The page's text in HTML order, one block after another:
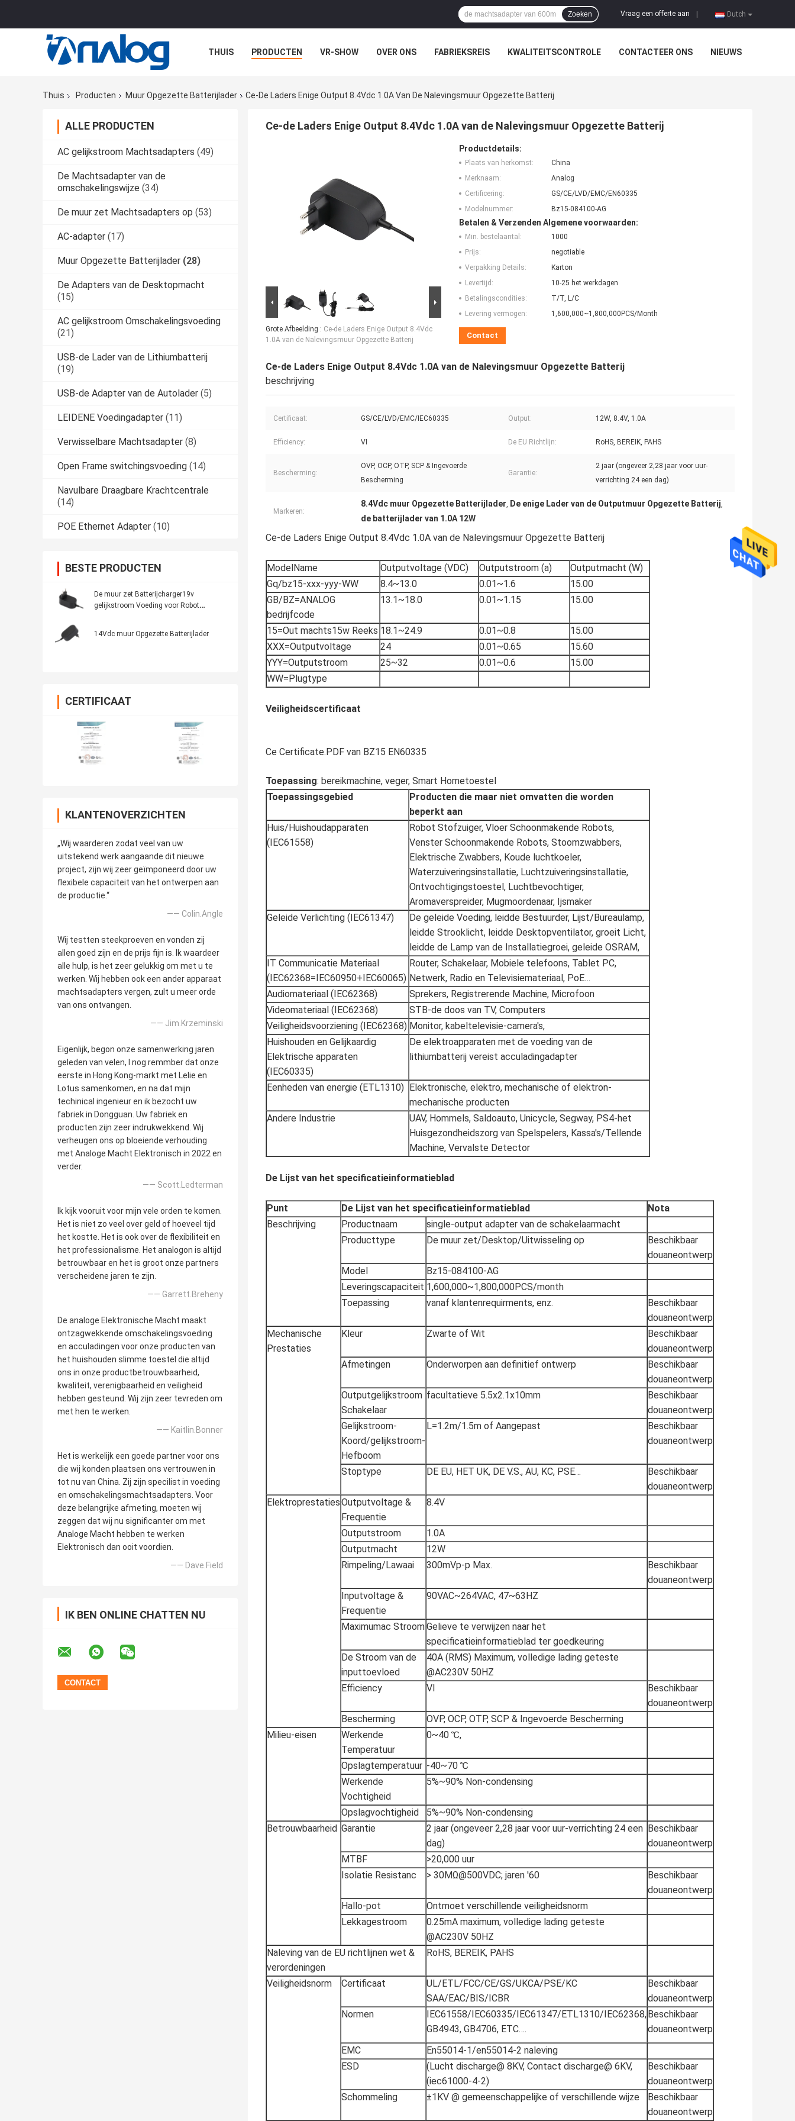
Dutch
Vraag een offerte aan
Zoeken
THUIS PRODUCTEN VR-SHOW OVER ONS FABRIEKSREIS KWALITEITSCONTROLE CONTACTEER ONS NIEUWS
Thuis
Producten Muur Opgezette Batterijlader Ce-De Laders Enige Output 8.4Vdc 1.0A Van De Nalevingsmuur Opgezette Batterij
ALLE PRODUCTEN
AC gelijkstroom Machtsadapters (49)
De Machtsadapter van de
omschakelingswijze (34)
De muur zet Machtsadapters op (53)
AC-adapter (17)
Muur Opgezette Batterijlader (28)
De Adapters van de Desktopmacht
(15)
AC gelijkstroom Omschakelingsvoeding
(21)
USB-de Lader van de Lithiumbatterij
(19)
USB-de Adapter van de Autolader (5)
LEIDENE Voedingadapter (11)
Verwisselbare Machtsadapter (8)
Open Frame switchingsvoeding (14)
Navulbare Draagbare Krachtcentrale
(14)
POE Ethernet Adapter (10)
BESTE PRODUCTEN
De muur zet Batterijcharger19v
gelijkstroom Voeding voor Robot
14Vdc muur Opgezette Batterijlader
CERTIFICAAT
KLANTENOVERZICHTEN
„Wij waarderen zodat veel van uw
uitstekend werk aangaande dit nieuwe
project, zijn wij zeer geïmponeerd door uw
flexibele capaciteit van het ontwerpen aan
de productie.“
—— Colin.Angle
Wij testten steekproeven en vonden zij
allen goed zijn en de prijs fijn is. Ik waardeer
alle hulp, is het zeer gelukkig om met u te
werken. Wij hebben ook een ander apparaat
machtsadapters vergen, zult u meer orde
van ons ontvangen.
—— Jim.Krzeminski
Eigenlijk, begon onze samenwerking jaren
geleden van velen, I nog remmber dat onze
eerste in Hong Kong-markt met Lelie en
Lotus samenkomen, en na dat mijn
techinical ingenieur en ik bezocht uw
fabriek in Dongguan. Uw fabriek en
producten zijn zeer indrukwekkend. Wij
verheugen ons op bloeiende verhouding
met Analoge Macht Elektronisch in 2022 en
verder.
—— Scott.Ledterman
Ik kijk vooruit voor mijn vele orden te komen.
Het is niet zo veel over geld of hoeveel tijd
het kostte. Het is ook over de flexibiliteit en
het professionalisme. Het analogon is altijd
betrouwbaar en het is groot onze partners
verscheidene jaren te zijn.
—— Garrett.Breheny
De analoge Elektronische Macht maakt
ontzagwekkende omschakelingsvoeding
en acculadingen voor onze producten van
het huishouden slimme toestel die altijd
ons in onze productbetrouwbaarheid,
kwaliteit, verenigbaarheid en veiligheid
hebben gesteund. Wij zijn zeer tevreden om
met hen te werken.
—— Kaitlin.Bonner
Het is werkelijk een goede partner voor ons
die wij konden plaatsen ons vertrouwen in
tot nu van China. Zij zijn specilist in voeding
en omschakelingsmachtsadapters. Voor
deze belangrijke afmeting, moeten wij
zeggen dat wij nu significanter om met
Analoge Macht hebben te werken
Elektronisch dan ooit voordien.
—— Dave.Field
IK BEN ONLINE CHATTEN NU
Ce-de Laders Enige Output 8.4Vdc 1.0A van de Nalevingsmuur Opgezette Batterij
Grote Afbeelding : Ce-de Laders Enige Output 8.4Vdc
1.0A van de Nalevingsmuur Opgezette Batterij
Productdetails:
Plaats van herkomst:
China
Merknaam:
Analog
Certificering:
GS/CE/LVD/EMC/EN60335
Modelnummer:
Bz15-084100-AG
Betalen & Verzenden Algemene voorwaarden:
Min. bestelaantal:
1000
Prijs:
negotiable
Verpakking Details:
Karton
Levertijd:
10-25 het werkdagen
Betalingscondities:
T/T, L/C
Levering vermogen:
1,600,000~1,800,000PCS/Month
Contact
Ce-de Laders Enige Output 8.4Vdc 1.0A van de Nalevingsmuur Opgezette Batterij
beschrijving
Certificaat: GS/CE/LVD/EMC/IEC60335 Output: 12W, 8.4V, 1.0A
Efficiency: VI De EU Richtlijn: RoHS, BEREIK, PAHS
Bescherming:
OVP, OCP, OTP, SCP & Ingevoerde
Bescherming
Garantie:
2 jaar (ongeveer 2,28 jaar voor uur-
verrichting 24 een dag)
Markeren:
8.4Vdc muur Opgezette Batterijlader, De enige Lader van de Outputmuur Opgezette Batterij,
de batterijlader van 1.0A 12W
Ce-de Laders Enige Output 8.4Vdc 1.0A van de Nalevingsmuur Opgezette Batterij
ModelName Outputvoltage (VDC) Outputstroom (a)
Outputmacht (W)
Gq/bz15-xxx-yyy-WW
8.4~13.0 0.01~1.6
15.00
GB/BZ=ANALOG
bedrijfcode
13.1~18.0 0.01~1.15 15.00
15=Out machts15w Reeks 18.1~24.9 0.01~0.8
15.00
XXX=Outputvoltage
24 0.01~0.65
15.60
YYY=Outputstroom
25~32 0.01~0.6
15.00
WW=Plugtype
Veiligheidscertificaat
Ce Certificate.PDF van BZ15 EN60335
Toepassing: bereikmachine, veger, Smart Hometoestel
Toepassingsgebied
Producten die maar niet omvatten die worden
beperkt aan
Huis/Huishoudapparaten
(IEC61558)
Robot Stofzuiger, Vloer Schoonmakende Robots,
Venster Schoonmakende Robots, Stoomzwabbers,
Elektrische Zwabbers, Koude luchtkoeler,
Waterzuiveringsinstallatie, Luchtzuiveringsinstallatie,
Ontvochtigingstoestel, Luchtbevochtiger,
Aromaverspreider, Mugmoordenaar, Ijsmaker
Geleide Verlichting (IEC61347)
De geleide Voeding, leidde Bestuurder, Lijst/Bureaulamp,
leidde Strooklicht, leidde Desktopventilator, groeit Licht,
leidde de Lamp van de Installatiegroei, geleide OSRAM,
IT Communicatie Materiaal
(IEC62368=IEC60950+IEC60065)
Router, Schakelaar, Mobiele telefoons, Tablet PC,
Netwerk, Radio en Televisiemateriaal, PoE…
Audiomateriaal (IEC62368)
Sprekers, Registrerende Machine, Microfoon
Videomateriaal (IEC62368)
STB-de doos van TV, Computers
Veiligheidsvoorziening (IEC62368) Monitor, kabeltelevisie-camera's,
Huishouden en Gelijkaardig
Elektrische apparaten
(IEC60335)
De elektroapparaten met de voeding van de
lithiumbatterij vereist acculadingadapter
Eenheden van energie (ETL1310)
Elektronische, elektro, mechanische of elektron-
mechanische producten
Andere Industrie
UAV, Hommels, Saldoauto, Unicycle, Segway, PS4-het
Huisgezondheidszorg van Spelspelers, Kassa's/Tellende
Machine, Vervalste Detector
De Lijst van het specificatieinformatieblad
Punt De Lijst van het specificatieinformatieblad
Nota
Beschrijving
Productnaam
single-output adapter van de schakelaarmacht
Producttype
De muur zet/Desktop/Uitwisseling op
Beschikbaar
douaneontwerp
Model
Bz15-084100-AG
Leveringscapaciteit 1,600,000~1,800,000PCS/month
Toepassing
vanaf klantenrequirments, enz.
Beschikbaar
douaneontwerp
Mechanische
Prestaties
Kleur Zwarte of Wit
Beschikbaar
douaneontwerp
Afmetingen
Onderworpen aan definitief ontwerp
Beschikbaar
douaneontwerp
Outputgelijkstroom
Schakelaar
facultatieve 5.5x2.1x10mm
Beschikbaar
douaneontwerp
Gelijkstroom-
Koord/gelijkstroom-
Hefboom
L=1.2m/1.5m of Aangepast
Beschikbaar
douaneontwerp
Stoptype DE EU, HET UK, DE V.S., AU, KC, PSE…
Beschikbaar
douaneontwerp
ElektroprestatiesOutputvoltage &
Frequentie
8.4V
Outputstroom
1.0A
Outputmacht
12W
Rimpeling/Lawaai
300mVp-p Max.
Beschikbaar
douaneontwerp
Inputvoltage &
Frequentie
90VAC~264VAC, 47~63HZ
Maximumac StroomGelieve te verwijzen naar het
specificatieinformatieblad ter goedkeuring
De Stroom van de
inputtoevloed
40A (RMS) Maximum, volledige lading geteste
@AC230V 50HZ
Efficiency
VI
Beschikbaar
douaneontwerp
Bescherming
OVP, OCP, OTP, SCP & Ingevoerde Bescherming
Milieu-eisen
Werkende
Temperatuur
0~40 ℃,
Opslagtemperatuur -40~70 ℃
Werkende
Vochtigheid
5%~90% Non-condensing
Opslagvochtigheid
5%~90% Non-condensing
Betrouwbaarheid Garantie
2 jaar (ongeveer 2,28 jaar voor uur-verrichting 24 een
dag)
Beschikbaar
douaneontwerp
MTBF
>20,000 uur
Isolatie Resistanc
> 30MΩ@500VDC; jaren '60
Beschikbaar
douaneontwerp
Hallo-pot
Ontmoet verschillende veiligheidsnorm
Lekkagestroom
0.25mA maximum, volledige lading geteste
@AC230V 50HZ
Naleving van de EU richtlijnen wet &
verordeningen
RoHS, BEREIK, PAHS
Veiligheidsnorm Certificaat
UL/ETL/FCC/CE/GS/UKCA/PSE/KC
SAA/EAC/BIS/ICBR
Beschikbaar
douaneontwerp
Normen
IEC61558/IEC60335/IEC61347/ETL1310/IEC62368,
GB4943, GB4706, ETC….
Beschikbaar
douaneontwerp
EMC
En55014-1/en55014-2 naleving
ESD
(Lucht discharge@ 8KV, Contact discharge@ 6KV,
(iec61000-4-2)
Beschikbaar
douaneontwerp
Schommeling
±1KV @ gemeenschappelijke of verschillende wijze
Beschikbaar
douaneontwerp